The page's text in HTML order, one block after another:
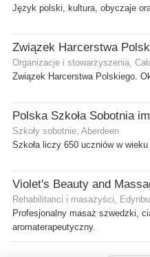
Język polski, kultura, obyczaje
Organizacje i stowarzyszenia,
Związek Harcerstwa Polskiego.
Szkoły sobotnie, Aberdeen
Szkoła liczy 650 uczniów w
Violet's Beauty and
Rehabilitanci i masażyści,
Profesjonalny masaż szwedzki,
aromaterapeutyczny.